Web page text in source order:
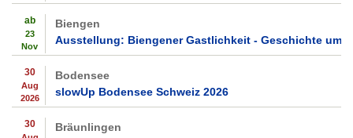
ab
23
Nov
Biengen
Ausstellung: Biengener Gastlichkeit - Geschichte um
30
Aug
2026
Bodensee
slowUp Bodensee Schweiz 2026
30
Bräunlingen